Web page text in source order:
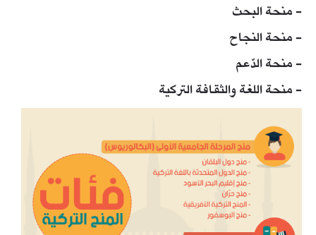
- منحة البحث
- منحة النجاح
- منحة الدّعم
- منحة اللغة والثقافة التركية